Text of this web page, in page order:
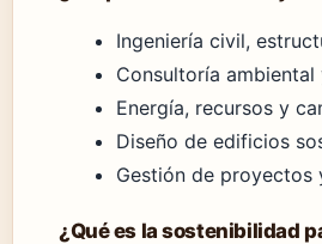
Ingeniería civil,
Consultoría ambiental
Energía, recursos y
Diseño de edificios
Gestión de proyectos
¿Qué es la sostenibilidad